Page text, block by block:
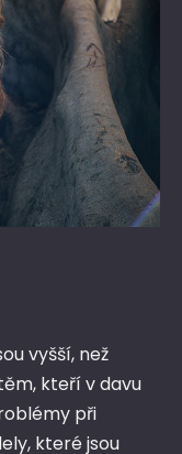
vyšší, než
kteří v davu
při
které jsou